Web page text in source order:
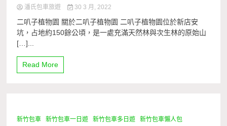
潘氏包車旅遊 30 3 月, 2022
二叭子植物園 關於二叭子植物園 二叭子植物園位於新店安
坑，占地約150餘公頃，是一處充滿天然林與次生林的原始山
[…]...
Read More
1 Minute
新竹包車 新竹包車一日遊 新竹包車多日遊
新竹包車懶人包